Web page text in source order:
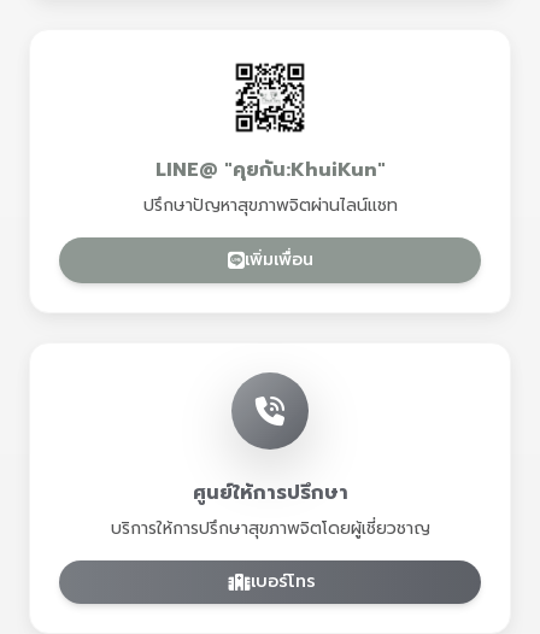
LINE@ "คุยกัน:KhuiKun"
ปรึกษาปัญหาสุขภาพจิตผ่านไลน์แชท
เพิ่มเพื่อน
ศูนย์ให้การปรึกษา
บริการให้การปรึกษาสุขภาพจิตโดยผู้เชี่ยวชาญ
เบอร์โทร